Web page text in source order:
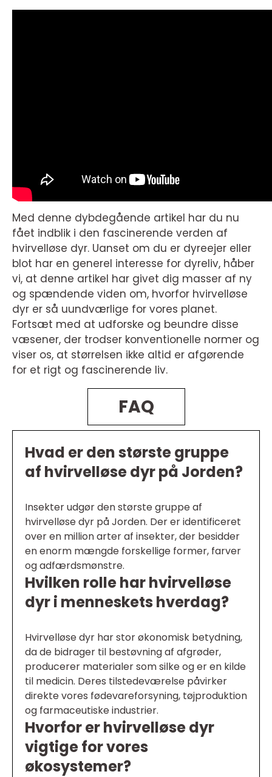
Med denne dybdegående artikel har du nu
fået indblik i den fascinerende verden af
hvirvelløse dyr. Uanset om du er dyreejer eller
blot har en generel interesse for dyreliv, håber
vi, at denne artikel har givet dig masser af ny
og spændende viden om, hvorfor hvirvelløse
dyr er så uundværlige for vores planet.
Fortsæt med at udforske og beundre disse
væsener, der trodser konventionelle normer og
viser os, at størrelsen ikke altid er afgørende
for et rigt og fascinerende liv.
FAQ
Hvad er den største gruppe
af hvirvelløse dyr på Jorden?
Insekter udgør den største gruppe af
hvirvelløse dyr på Jorden. Der er identificeret
over en million arter af insekter, der besidder
en enorm mængde forskellige former, farver
og adfærdsmønstre.
Hvilken rolle har hvirvelløse
dyr i menneskets hverdag?
Hvirvelløse dyr har stor økonomisk betydning,
da de bidrager til bestøvning af afgrøder,
producerer materialer som silke og er en kilde
til medicin. Deres tilstedeværelse påvirker
direkte vores fødevareforsyning, tøjproduktion
og farmaceutiske industrier.
Hvorfor er hvirvelløse dyr
vigtige for vores
økosystemer?